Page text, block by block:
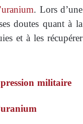
. Lors d’une
doutes quant à la
et à les récupérer
militaire